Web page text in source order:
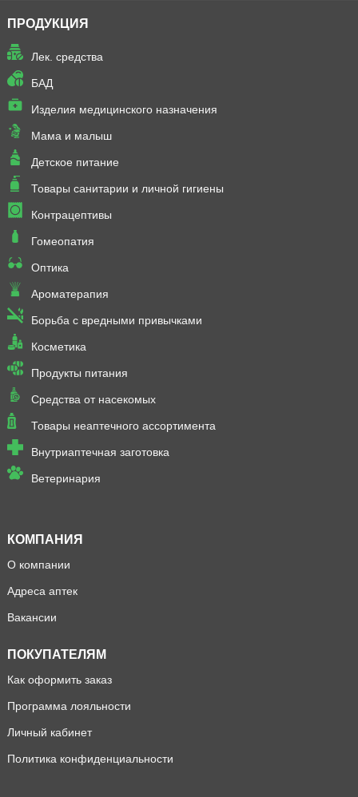
ПРОДУКЦИЯ
Лек. средства
БАД
Изделия медицинского назначения
Мама и малыш
Детское питание
Товары санитарии и личной гигиены
Контрацептивы
Гомеопатия
Оптика
Ароматерапия
Борьба с вредными привычками
Косметика
Продукты питания
Средства от насекомых
Товары неаптечного ассортимента
Внутриаптечная заготовка
Ветеринария
КОМПАНИЯ
О компании
Адреса аптек
Вакансии
ПОКУПАТЕЛЯМ
Как оформить заказ
Программа лояльности
Личный кабинет
Политика конфиденциальности